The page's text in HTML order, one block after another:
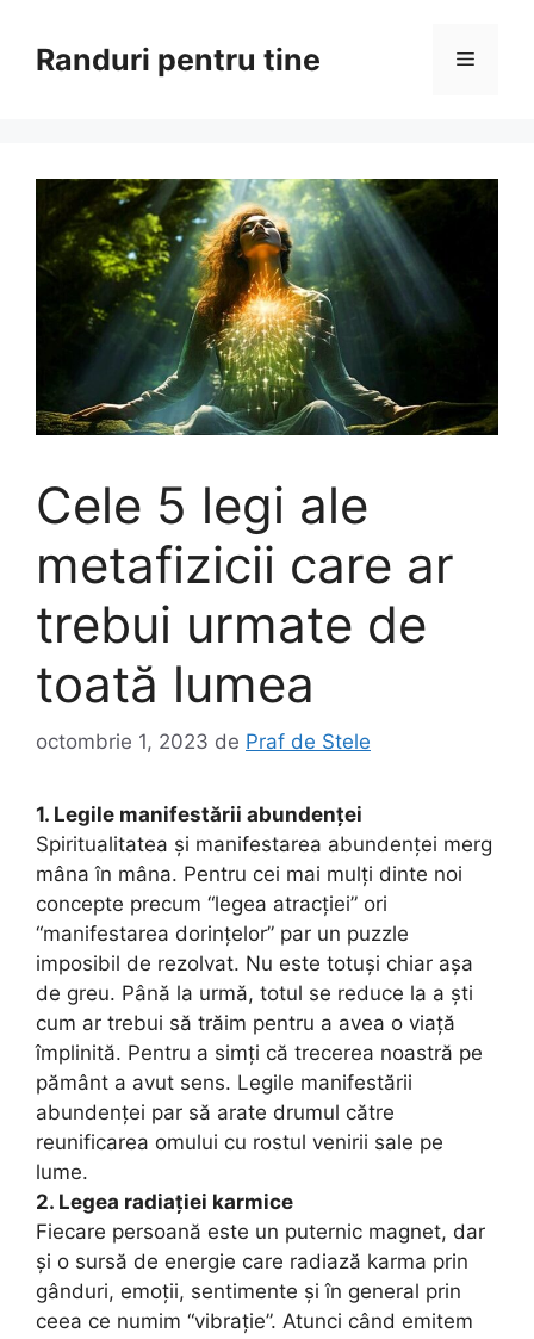
conținutRanduri pentru tine Meniu
Cele 5 legi ale
metafizicii care ar
trebui urmate de
toată lumea
octombrie 1, 2023 de Praf de Stele
1. Legile manifestării abundenței
Spiritualitatea și manifestarea abundenței merg
mâna în mâna. Pentru cei mai mulți dinte noi
concepte precum “legea atracției” ori
“manifestarea dorințelor” par un puzzle
imposibil de rezolvat. Nu este totuși chiar așa
de greu. Până la urmă, totul se reduce la a ști
cum ar trebui să trăim pentru a avea o viață
împlinită. Pentru a simți că trecerea noastră pe
pământ a avut sens. Legile manifestării
abundenței par să arate drumul către
reunificarea omului cu rostul venirii sale pe
lume.
2. Legea radiației karmice
Fiecare persoană este un puternic magnet, dar
și o sursă de energie care radiază karma prin
gânduri, emoții, sentimente și în general prin
ceea ce numim “vibrație”. Atunci când emitem